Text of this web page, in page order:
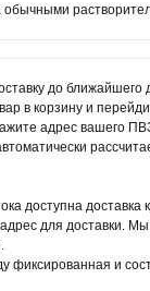
обычными
до ближайшего
в корзину и
адрес вашего
доступна доставка
для доставки.
фиксированная и